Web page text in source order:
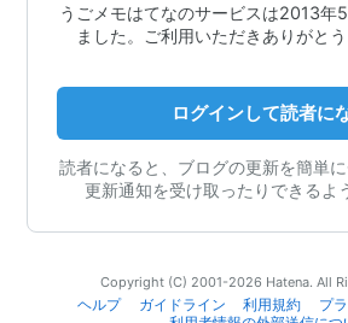
うごメモはてなのサービスは2013年
ました。ご利用いただきありがとう
ログインして読者に
読者になると、ブログの更新を簡単に
更新通知を受け取ったりできるよ
Copyright (C) 2001-2026 Hatena. All
ヘルプ
ガイドライン 利用規約
プ